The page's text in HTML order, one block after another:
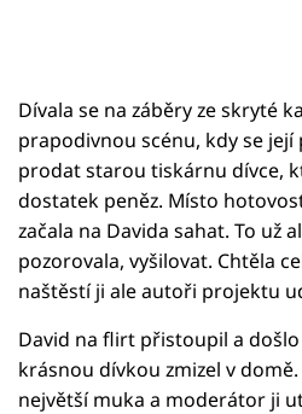
Dívala se na záběry ze skryté
prapodivnou scénu, kdy se její
prodat starou tiskárnu dívce,
dostatek peněz. Místo
začala na Davida sahat. To už
pozorovala, vyšilovat. Chtěla
naštěstí ji ale autoři projektu
David na flirt přistoupil a
krásnou dívkou zmizel v
největší muka a moderátor ji